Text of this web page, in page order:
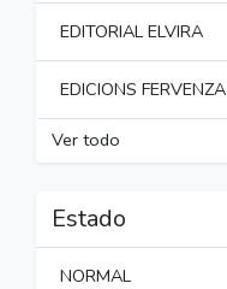
EDITORIAL ELVIRA
EDICIONS FERVENZA
Ver todo
Estado
NORMAL